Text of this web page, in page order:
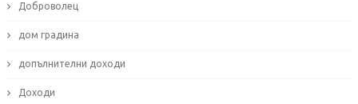
Доброволец
дом градина
допълнителни доходи
Доходи